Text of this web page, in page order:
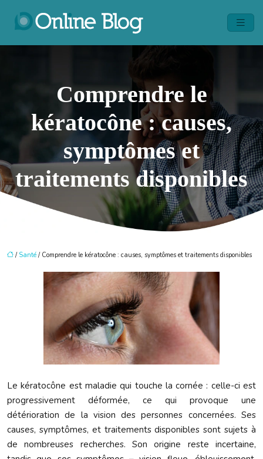
Comprendre le
kératocône : causes,
symptômes et
traitements disponibles
/ Santé / Comprendre le kératocône : causes, symptômes et traitements disponibles
Le kératocône est maladie qui touche la cornée : celle-ci est
progressivement déformée, ce qui provoque une
détérioration de la vision des personnes concernées. Ses
causes, symptômes, et traitements disponibles sont sujets à
de nombreuses recherches. Son origine reste incertaine,